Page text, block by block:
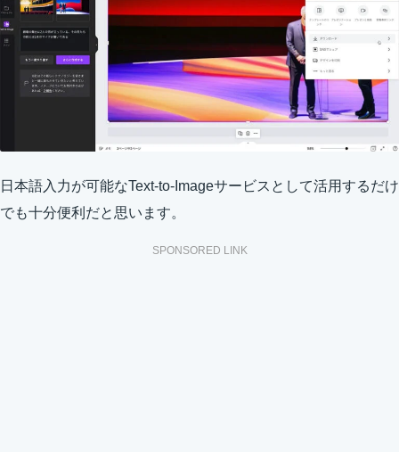
日本語入力が可能なText-to-Imageサービスとして活用するだけ
でも十分便利だと思います。
SPONSORED LINK